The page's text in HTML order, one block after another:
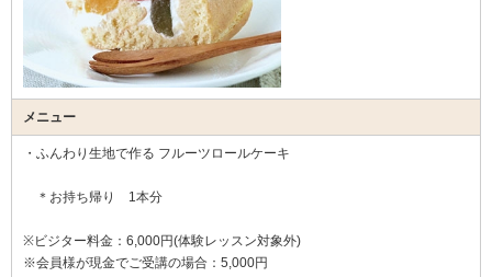
メニュー
・ふんわり生地で作る フルーツロールケーキ
＊お持ち帰り 1本分
※ビジター料金：6,000円(体験レッスン対象外)
※会員様が現金でご受講の場合：5,000円